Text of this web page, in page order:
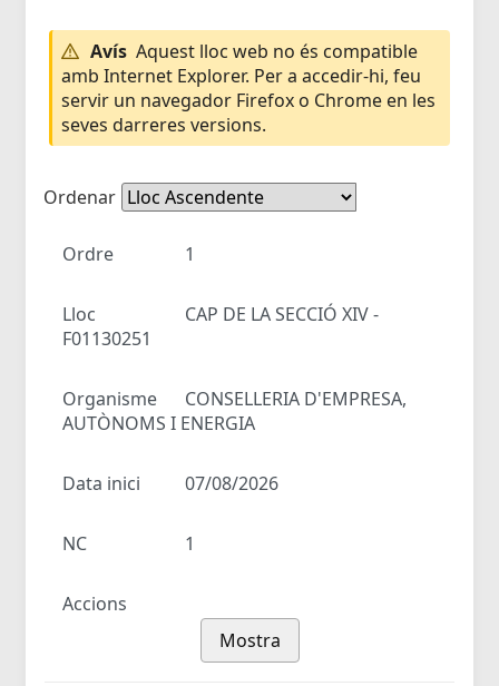
Avís Aquest lloc web no és compatible
amb Internet Explorer. Per a accedir-hi, feu
servir un navegador Firefox o Chrome en les
seves darreres versions.
Ordenar
Ordre 1
Lloc
CAP DE LA SECCIÓ XIV -
F01130251
Organisme
CONSELLERIA D'EMPRESA,
AUTÒNOMS I ENERGIA
Data inici 07/08/2026
NC 1
Accions
Mostra